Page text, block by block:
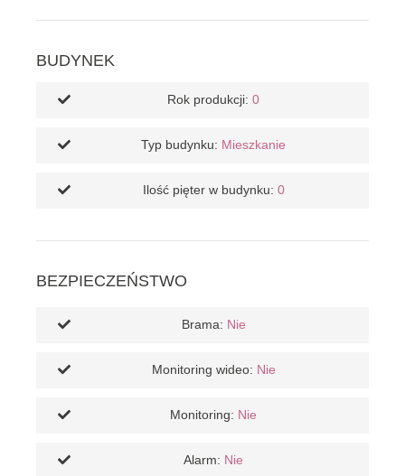
BUDYNEK
Rok produkcji: 0
Typ budynku: Mieszkanie
Ilość pięter w budynku: 0
BEZPIECZEŃSTWO
Brama: Nie
Monitoring wideo: Nie
Monitoring: Nie
Alarm: Nie